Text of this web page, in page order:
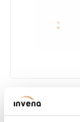
GOLD